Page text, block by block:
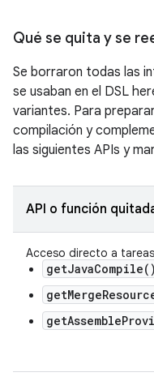
Qué se quita y se
Se borraron todas las
se usaban en el DSL
variantes. Para
compilación y
las siguientes APIs y
API o función
Acceso directo a
getJavaCompile()